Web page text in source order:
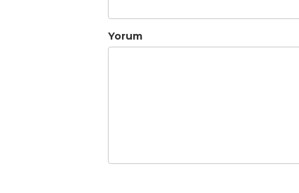
Yorum